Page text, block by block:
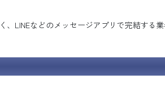
、LINEなどのメッセージアプリで完結する